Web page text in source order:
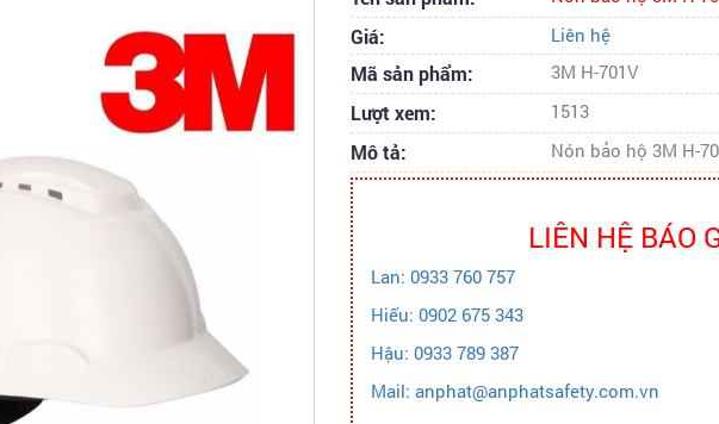
Giá: Liên hệ
Mã sản phẩm: 3M H-701V
Lượt xem: 1513
Mô tả: Nón bảo hộ 3M H-
LIÊN HỆ BÁO
Lan: 0933 760 757
Hiếu: 0902 675 343
Hậu: 0933 789 387
Mail: anphat@anphatsafety.com.vn